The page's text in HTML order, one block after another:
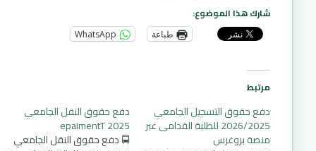
شارك هذا الموضوع:
طباعة WhatsApp
مرتبط
دفع حقوق التسجيل الجامعي
2026/2025 للطلبة القدامى عبر
منصة بروغرس
دفع حقوق النقل الجامعي
2025 epaimentT
🚍 دفع حقوق النقل الجامعي